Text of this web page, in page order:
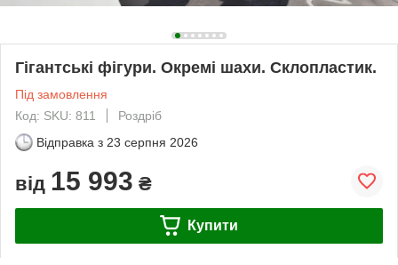
Гігантські фігури. Окремі шахи. Склопластик.
Під замовлення
Код: SKU: 811
Роздріб
Відправка з 23 серпня 2026
від 15 993 ₴
Купити